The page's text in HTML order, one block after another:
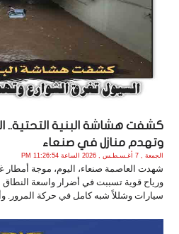
كشفت هشاشة البنية التحتية..
وتهدم منازل في صنعاء
الجمعة , 7 أغـسـطـس , 2026 الساعة 11:26:54 PM
شهدت العاصمة صنعاء، اليوم، موجة أمطار
ورياح قوية تسببت في أضرار واسعة النطاق
سيارات وشللاً شبه كامل في حركة المرور.